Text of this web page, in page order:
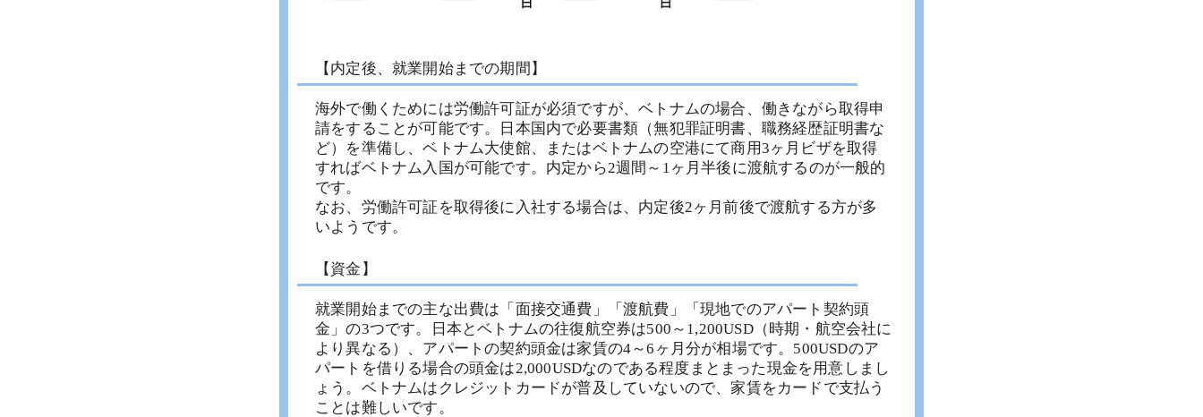
【内定後、就業開始までの期間】
海外で働くためには労働許可証が必須ですが、ベトナムの場合、働きながら取得申
請をすることが可能です。日本国内で必要書類（無犯罪証明書、職務経歴証明書な
ど）を準備し、ベトナム大使館、またはベトナムの空港にて商用3ヶ月ビザを取得
すればベトナム入国が可能です。内定から2週間～1ヶ月半後に渡航するのが一般的
です。
なお、労働許可証を取得後に入社する場合は、内定後2ヶ月前後で渡航する方が多
いようです。
【資金】
就業開始までの主な出費は「面接交通費」「渡航費」「現地でのアパート契約頭
金」の3つです。日本とベトナムの往復航空券は500～1,200USD（時期・航空会社に
より異なる）、アパートの契約頭金は家賃の4～6ヶ月分が相場です。500USDのア
パートを借りる場合の頭金は2,000USDなのである程度まとまった現金を用意しまし
ょう。ベトナムはクレジットカードが普及していないので、家賃をカードで支払う
ことは難しいです。